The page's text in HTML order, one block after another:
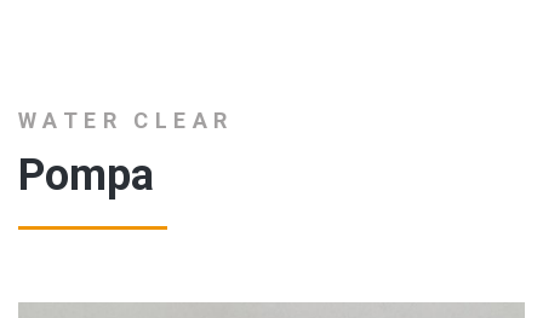
WATER CLEAR
Pompa